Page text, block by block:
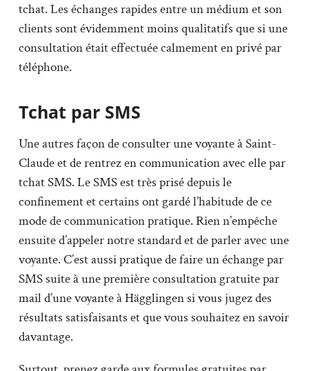
tchat. Les échanges rapides entre un médium et son
clients sont évidemment moins qualitatifs que si une
consultation était effectuée calmement en privé par
téléphone.
Tchat par SMS
Une autres façon de consulter une voyante à Saint-
Claude et de rentrez en communication avec elle par
tchat SMS. Le SMS est très prisé depuis le
confinement et certains ont gardé l’habitude de ce
mode de communication pratique. Rien n’empêche
ensuite d’appeler notre standard et de parler avec une
voyante. C’est aussi pratique de faire un échange par
SMS suite à une première consultation gratuite par
mail d’une voyante à Hägglingen si vous jugez des
résultats satisfaisants et que vous souhaitez en savoir
davantage.